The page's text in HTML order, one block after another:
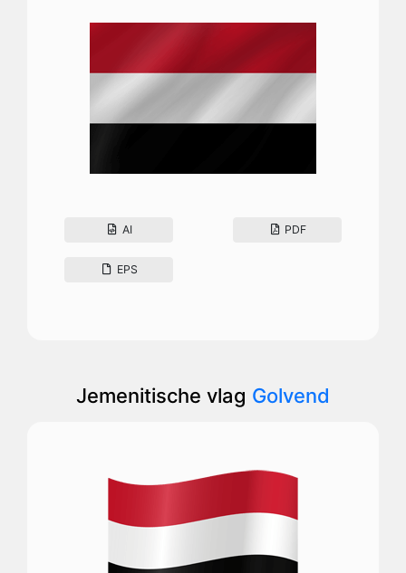
AI PDF
EPS
Jemenitische vlag Golvend